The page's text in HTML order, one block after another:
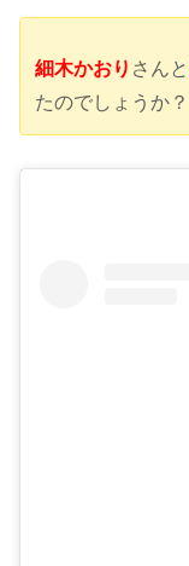
細木かおり さんと
たのでしょうか？